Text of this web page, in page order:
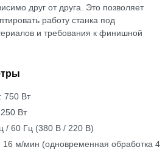
друг от друга. Это позволяет
работу станка под
и требования к финишной
750 Вт
Вт
/ 60 Гц (380 В / 220 В)
16 м/мин (одновременная обработка 4